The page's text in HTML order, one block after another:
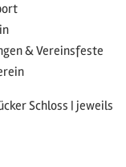
& Vereinsfeste
Schloss | jeweils